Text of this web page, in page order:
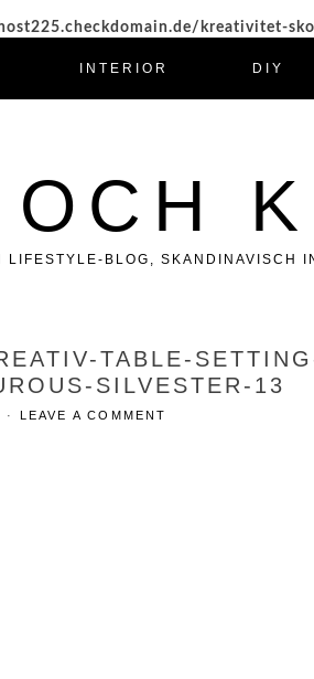
kreativitet-
INTERIOR DIY
LIFESTYLE-BLOG, SKANDINAVISCH
TABLE-
SILVESTER-13
· LEAVE A COMMENT